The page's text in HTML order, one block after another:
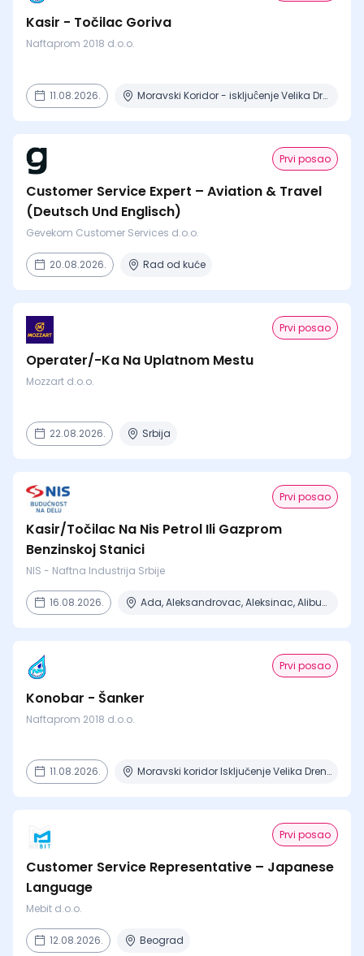
Kasir - Točilac Goriva
Naftaprom 2018 d.o.o.
11.08.2026. Moravski Koridor - iskljuĉenje Velika Drenova , Militovac, Ripanj , Selevac, Azanja
Prvi posao
Customer Service Expert – Aviation & Travel
(Deutsch Und Englisch)
Gevekom Customer Services d.o.o.
20.08.2026. Rad od kuće
Prvi posao
Operater/-Ka Na Uplatnom Mestu
Mozzart d.o.o.
22.08.2026. Srbija
Prvi posao
Kasir/Točilac Na Nis Petrol Ili Gazprom
Benzinskoj Stanici
NIS - Naftna Industrija Srbije
16.08.2026. Ada, Aleksandrovac, Aleksinac, Alibunar, Apatin + 206 mesta
Prvi posao
Konobar - Šanker
Naftaprom 2018 d.o.o.
11.08.2026. Moravski koridor Isključenje Velika Drenova, Milutovac, Bataševo
Prvi posao
Customer Service Representative – Japanese
Language
Mebit d.o.o.
12.08.2026. Beograd